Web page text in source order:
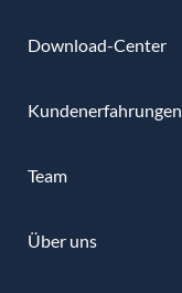
Download-Center
Kundenerfahrungen
Team
Über uns